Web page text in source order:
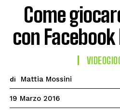
Come
con
di Mattia Mossini
19 Marzo 2016